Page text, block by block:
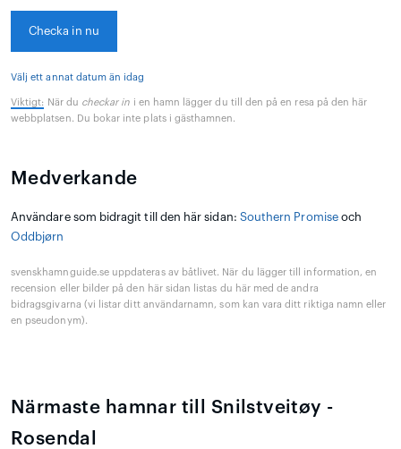
Checka in nu
Välj ett annat datum än idag
Viktigt: När du checkar in i en hamn lägger du till den på en resa på den här
webbplatsen. Du bokar inte plats i gästhamnen.
Medverkande
Användare som bidragit till den här sidan: Southern Promiseoch
Oddbjørn
svenskhamnguide.se uppdateras av båtlivet. När du lägger till information, en
recension eller bilder på den här sidan listas du här med de andra
bidragsgivarna (vi listar ditt användarnamn, som kan vara ditt riktiga namn eller
en pseudonym).
Närmaste hamnar till Snilstveitøy -
Rosendal